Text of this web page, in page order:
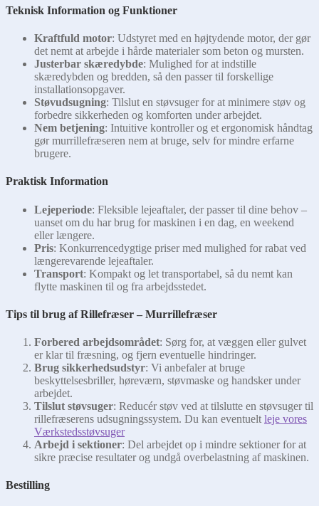
Teknisk Information og Funktioner
Kraftfuld motor: Udstyret med en højtydende motor, der gør
det nemt at arbejde i hårde materialer som beton og mursten.
Justerbar skæredybde: Mulighed for at indstille
skæredybden og bredden, så den passer til forskellige
installationsopgaver.
Støvudsugning: Tilslut en støvsuger for at minimere støv og
forbedre sikkerheden og komforten under arbejdet.
Nem betjening: Intuitive kontroller og et ergonomisk håndtag
gør murrillefræseren nem at bruge, selv for mindre erfarne
brugere.
Praktisk Information
Lejeperiode: Fleksible lejeaftaler, der passer til dine behov –
uanset om du har brug for maskinen i en dag, en weekend
eller længere.
Pris: Konkurrencedygtige priser med mulighed for rabat ved
længerevarende lejeaftaler.
Transport: Kompakt og let transportabel, så du nemt kan
flytte maskinen til og fra arbejdsstedet.
Tips til brug af Rillefræser – Murrillefræser
Forbered arbejdsområdet: Sørg for, at væggen eller gulvet
er klar til fræsning, og fjern eventuelle hindringer.
Brug sikkerhedsudstyr: Vi anbefaler at bruge
beskyttelsesbriller, høreværn, støvmaske og handsker under
arbejdet.
Tilslut støvsuger: Reducér støv ved at tilslutte en støvsuger til
rillefræserens udsugningssystem. Du kan eventuelt leje vores
Værkstedsstøvsuger
Arbejd i sektioner: Del arbejdet op i mindre sektioner for at
sikre præcise resultater og undgå overbelastning af maskinen.
Bestilling